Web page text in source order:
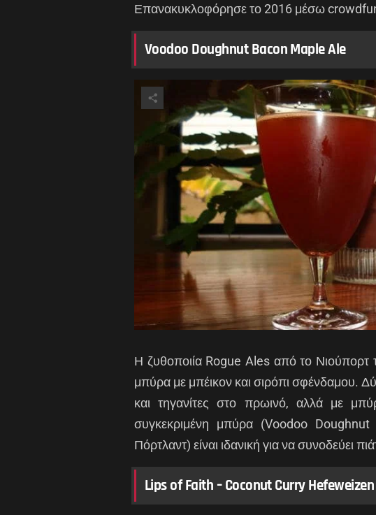
Επανακυκλοφόρησε το 2016 μέσω
Voodoo Doughnut Bacon Maple Ale
Η ζυθοποιία Rogue Ales από το Νιούπορτ
μπύρα με μπέικον και σιρόπι σφένδαμου.
και τηγανίτες στο πρωινό, αλλά με
συγκεκριμένη μπύρα (Voodoo Doughnut
Πόρτλαντ) είναι ιδανική για να συνοδεύει
Lips of Faith – Coconut Curry Hefeweizen